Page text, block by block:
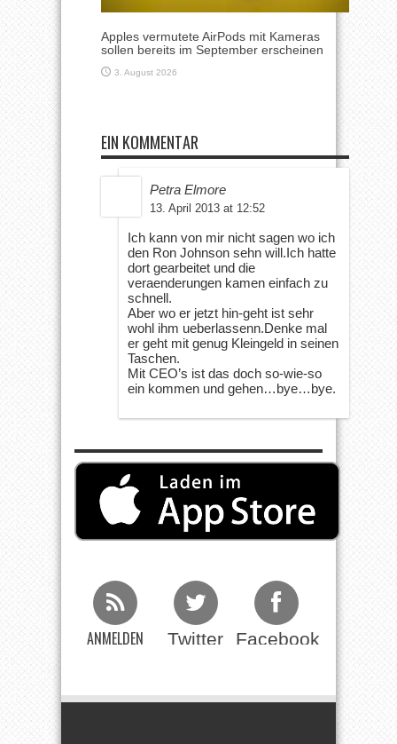
Apples vermutete AirPods mit Kameras
sollen bereits im September erscheinen
3. August 2026
EIN KOMMENTAR
Petra Elmore
13. April 2013 at 12:52
Ich kann von mir nicht sagen wo ich
den Ron Johnson sehn will.Ich hatte
dort gearbeitet und die
veraenderungen kamen einfach zu
schnell.
Aber wo er jetzt hin-geht ist sehr
wohl ihm ueberlassenn.Denke mal
er geht mit genug Kleingeld in seinen
Taschen.
Mit CEO’s ist das doch so-wie-so
ein kommen und gehen…bye…bye.
ANMELDEN Twitter Facebook